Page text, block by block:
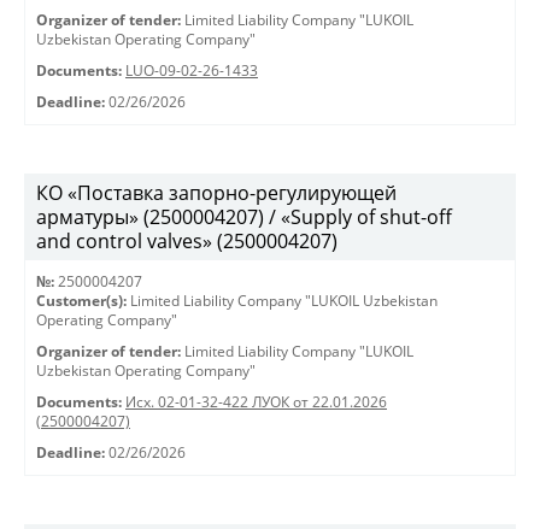
Organizer of tender: Limited Liability Company "LUKOIL
Uzbekistan Operating Company"
Documents: LUO-09-02-26-1433
Deadline: 02/26/2026
КО «Поставка запорно-регулирующей
арматуры» (2500004207) / «Supply of shut-off
and control valves» (2500004207)
№: 2500004207
Customer(s): Limited Liability Company "LUKOIL Uzbekistan
Operating Company"
Organizer of tender: Limited Liability Company "LUKOIL
Uzbekistan Operating Company"
Documents: Исх. 02-01-32-422 ЛУОК от 22.01.2026
(2500004207)
Deadline: 02/26/2026